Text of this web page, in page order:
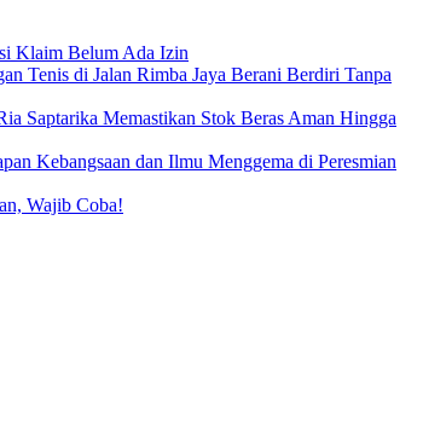
Klaim Belum Ada Izin
Tenis di Jalan Rimba Jaya Berani Berdiri Tanpa
Saptarika Memastikan Stok Beras Aman Hingga
Kebangsaan dan Ilmu Menggema di Peresmian
Wajib Coba!